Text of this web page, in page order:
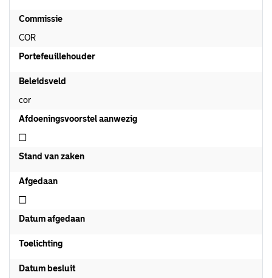
Commissie
COR
Portefeuillehouder
Beleidsveld
cor
Afdoeningsvoorstel aanwezig
Niet afdoeningsvoorstel aanwezig
Stand van zaken
Afgedaan
Niet afgedaan
Datum afgedaan
Toelichting
Datum besluit